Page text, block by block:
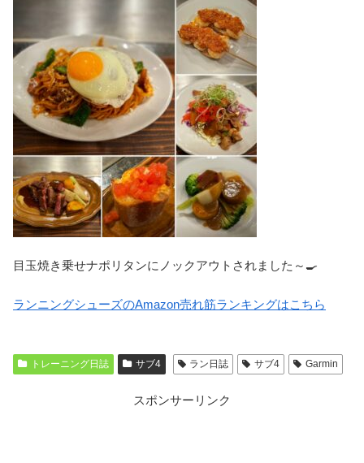
目玉焼き乗せナポリタンにノックアウトされました～🍳
ランニングシューズのAmazon売れ筋ランキングはこちら
トレーニング日誌 サブ4 ラン日誌 サブ4 Garmin
スポンサーリンク